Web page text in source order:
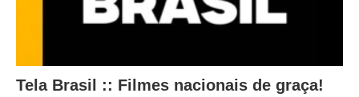
a
Tela Brasil :: Filmes nacionais de graça!